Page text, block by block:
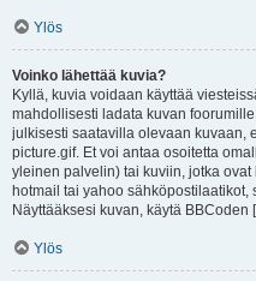
Ylös
Voinko lähettää kuvia?
Kyllä, kuvia voidaan käyttää
mahdollisesti ladata kuvan
julkisesti saatavilla olevaan kuvaan,
picture.gif. Et voi antaa osoitetta
yleinen palvelin) tai kuviin, jotka
hotmail tai yahoo
Näyttääksesi kuvan, käytä BBCoden
Ylös